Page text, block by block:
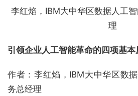
李红焰，IBM大中华区数据人工
理
引领企业人工智能革命的四项基本
作者：李红焰，IBM大中华区数
务总经理